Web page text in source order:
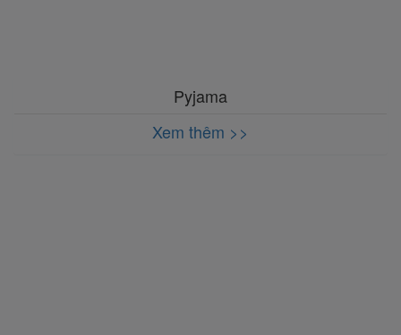
Pyjama
Xem thêm >>